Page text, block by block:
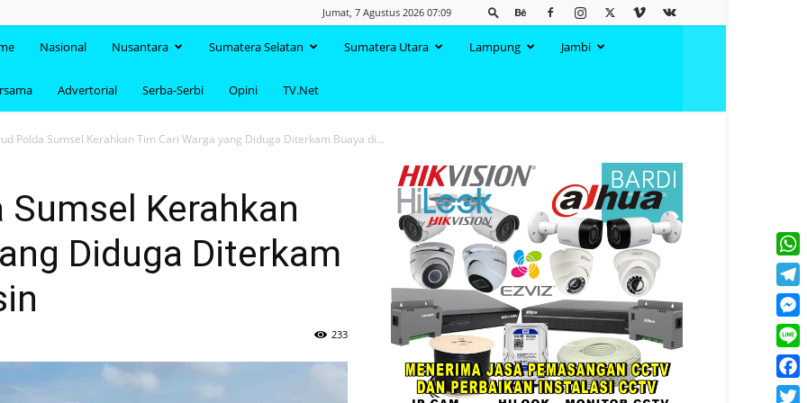
Jumat, 7 Agustus 2026 07:09
Nasional Nusantara Sumatera Selatan Sumatera Utara Lampung Jambi
Advertorial Serba-Serbi Opini TV.Net
Polda Sumsel Kerahkan Tim Cari Warga yang Diduga Diterkam Buaya di...
Kerahkan
Diduga Diterkam
233
Line